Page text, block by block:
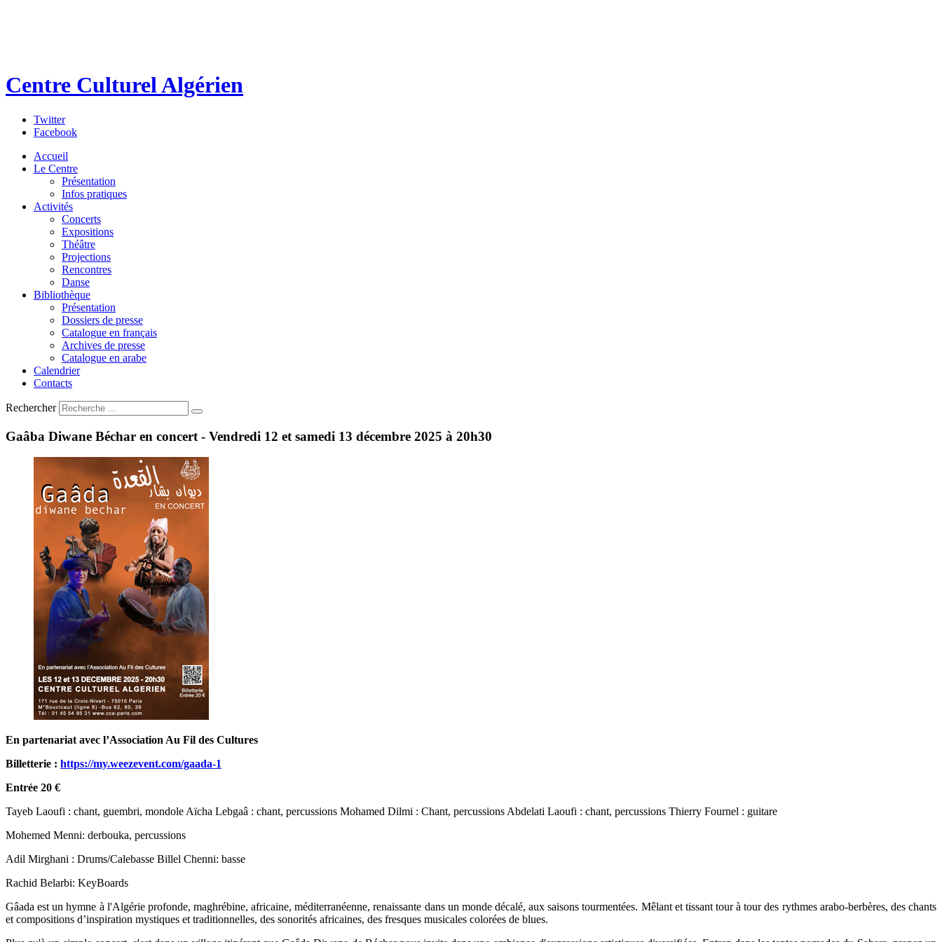
Centre Culturel Algérien
Twitter
Facebook
Accueil
Le Centre
Présentation
Infos pratiques
Activités
Concerts
Expositions
Théâtre
Projections
Rencontres
Danse
Bibliothèque
Présentation
Dossiers de presse
Catalogue en français
Archives de presse
Catalogue en arabe
Calendrier
Contacts
Rechercher
Gaâba Diwane Béchar en concert - Vendredi 12 et samedi 13 décembre 2025 à 20h30
En partenariat avec l’Association Au Fil des Cultures
Billetterie : https://my.weezevent.com/gaada-1
Entrée 20 €
Tayeb Laoufi : chant, guembri, mondole Aïcha Lebgaâ : chant, percussions Mohamed Dilmi : Chant, percussions Abdelati Laoufi : chant, percussions Thierry Fournel : guitare
Mohemed Menni: derbouka, percussions
Adil Mirghani : Drums/Calebasse Billel Chenni: basse
Rachid Belarbi: KeyBoards
Gâada est un hymne à l'Algérie profonde, maghrébine, africaine, méditerranéenne, renaissante dans un monde décalé, aux saisons tourmentées. Mêlant et tissant tour à tour des rythmes arabo-berbères, des chants
et compositions d’inspiration mystiques et traditionnelles, des sonorités africaines, des fresques musicales colorées de blues.